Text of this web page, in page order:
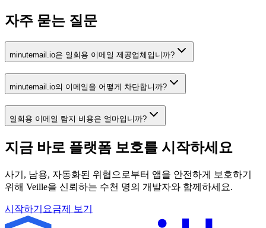
자주 묻는 질문
minutemail.io은 일회용 이메일 제공업체입니까?
minutemail.io의 이메일을 어떻게 차단합니까?
일회용 이메일 탐지 비용은 얼마입니까?
지금 바로 플랫폼 보호를 시작하세요
사기, 남용, 자동화된 위협으로부터 앱을 안전하게 보호하기
위해 Veille을 신뢰하는 수천 명의 개발자와 함께하세요.
시작하기 요금제 보기